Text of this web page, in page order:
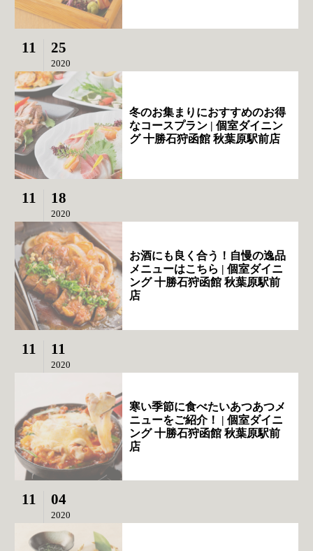
11 25
2020
冬のお集まりにおすすめのお得
なコースプラン | 個室ダイニン
グ 十勝石狩函館 秋葉原駅前店
11 18
2020
お酒にも良く合う！自慢の逸品
メニューはこちら | 個室ダイニ
ング 十勝石狩函館 秋葉原駅前
店
11 11
2020
寒い季節に食べたいあつあつメ
ニューをご紹介！ | 個室ダイニ
ング 十勝石狩函館 秋葉原駅前
店
11 04
2020